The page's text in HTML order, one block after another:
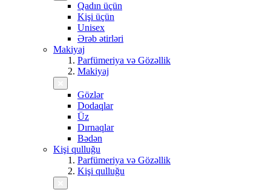
Qadın üçün
Kişi üçün
Unisex
Ərəb ətirləri
Makiyaj
Parfümeriya və Gözəllik
Makiyaj
Gözlər
Dodaqlar
Üz
Dırnaqlar
Bədən
Kişi qulluğu
Parfümeriya və Gözəllik
Kişi qulluğu